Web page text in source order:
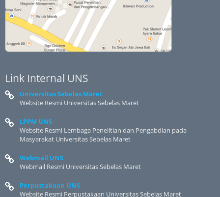
Link Internal UNS
Universitas Sebelas Maret
Website Resmi Universitas Sebelas Maret
LPPM UNS
Website Resmi Lembaga Penelitian dan Pengabdian pada
Masyarakat Universitas Sebelas Maret
Webmail UNS
Webmail Resmi Universitas Sebelas Maret
Perpustakaan UNS
Website Resmi Perpustakaan Universitas Sebelas Maret